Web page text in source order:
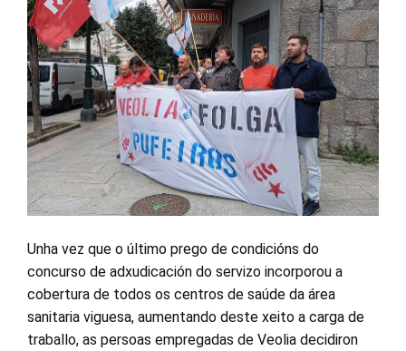
Unha vez que o último prego de condicións do
concurso de adxudicación do servizo incorporou a
cobertura de todos os centros de saúde da área
sanitaria viguesa, aumentando deste xeito a carga de
traballo, as persoas empregadas de Veolia decidiron